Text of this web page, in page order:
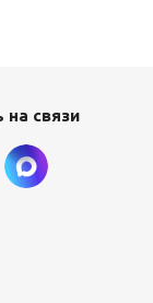
на связи